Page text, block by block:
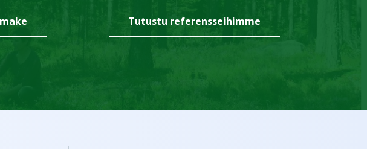
Tutustu referensseihimme